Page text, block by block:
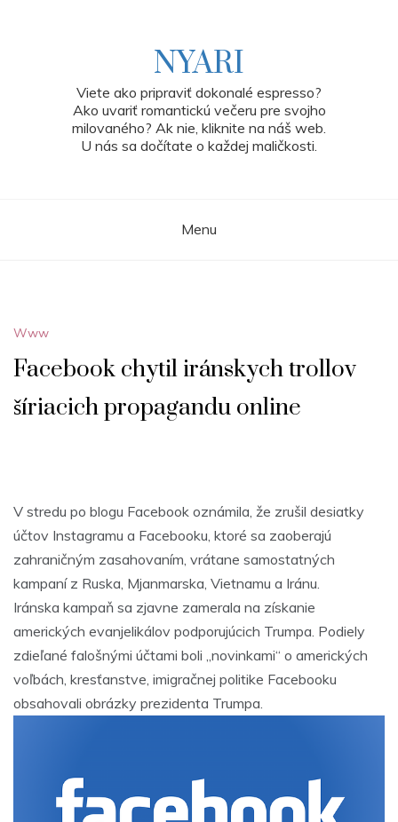
NYARI
Viete ako pripraviť dokonalé espresso?
Ako uvariť romantickú večeru pre svojho
milovaného? Ak nie, kliknite na náš web.
U nás sa dočítate o každej maličkosti.
Menu
Www
Facebook chytil iránskych trollov
šíriacich propagandu online
V stredu po blogu Facebook oznámila, že zrušil desiatky
účtov Instagramu a Facebooku, ktoré sa zaoberajú
zahraničným zasahovaním, vrátane samostatných
kampaní z Ruska, Mjanmarska, Vietnamu a Iránu.
Iránska kampaň sa zjavne zamerala na získanie
amerických evanjelikálov podporujúcich Trumpa. Podiely
zdieľané falošnými účtami boli „novinkami“ o amerických
voľbách, kresťanstve, imigračnej politike Facebooku
obsahovali obrázky prezidenta Trumpa.